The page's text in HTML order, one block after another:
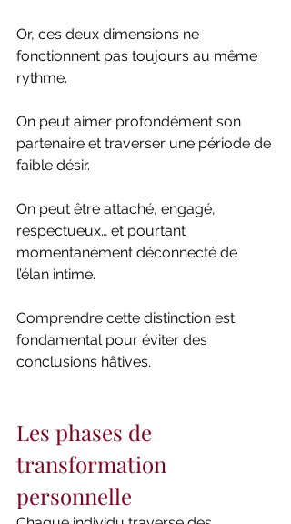
Or, ces deux dimensions ne
fonctionnent pas toujours au même
rythme.
On peut aimer profondément son
partenaire et traverser une période de
faible désir.
On peut être attaché, engagé,
respectueux… et pourtant
momentanément déconnecté de
l’élan intime.
Comprendre cette distinction est
fondamental pour éviter des
conclusions hâtives.
Les phases de
transformation
personnelle